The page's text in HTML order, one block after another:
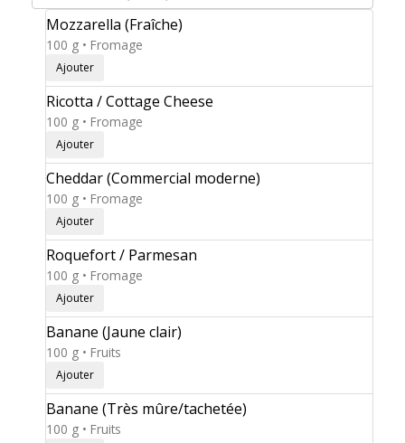
Mozzarella (Fraîche)
100 g • Fromage
Ajouter
Ricotta / Cottage Cheese
100 g • Fromage
Ajouter
Cheddar (Commercial moderne)
100 g • Fromage
Ajouter
Roquefort / Parmesan
100 g • Fromage
Ajouter
Banane (Jaune clair)
100 g • Fruits
Ajouter
Banane (Très mûre/tachetée)
100 g • Fruits